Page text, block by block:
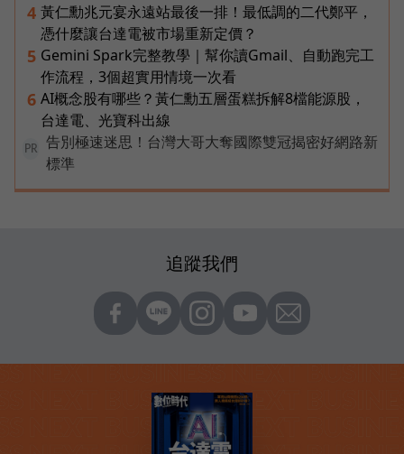
4 黃仁勳兆元宴永遠站最後一排！最低調的二代鄭平，
憑什麼讓台達電被市場重新定價？
5 Gemini Spark完整教學｜幫你讀Gmail、自動跑完工
作流程，3個超實用情境一次看
6 AI概念股有哪些？黃仁勳五層蛋糕拆解8檔能源股，
台達電、光寶科出線
PR
告別極速迷思！台灣大哥大奪國際雙冠揭密好網路新
標準
追蹤我們